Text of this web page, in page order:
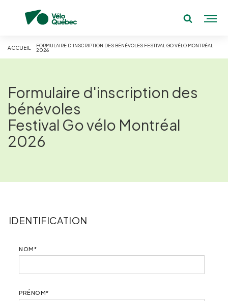
ACCUEIL
FORMULAIRE D’INSCRIPTION DES BÉNÉVOLES FESTIVAL GO VÉLO MONTRÉAL
2026
Formulaire d'inscription des
bénévoles
Festival Go vélo Montréal
2026
IDENTIFICATION
NOM*
PRÉNOM*